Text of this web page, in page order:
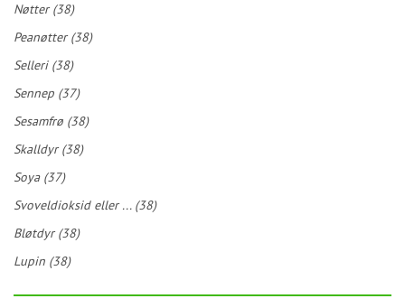
Nøtter (38)
Peanøtter (38)
Selleri (38)
Sennep (37)
Sesamfrø (38)
Skalldyr (38)
Soya (37)
Svoveldioksid eller ... (38)
Bløtdyr (38)
Lupin (38)